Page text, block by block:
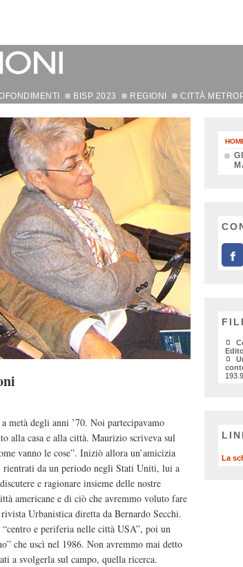
BISP 2023 REGIONI CITTÀ
metà degli anni ’70. Noi partecipavamo
alla casa e alla città. Maurizio scriveva sul
vanno le cose”. Iniziò allora un’amicizia
rientrati da un periodo negli Stati Uniti, lui a
e ragionare insieme delle nostre
americane e di ciò che avremmo voluto fare
Urbanistica diretta da Bernardo Secchi.
e periferia nelle città USA”, poi un
che uscì nel 1986. Non avremmo mai detto
a svolgerla sul campo, quella ricerca.
La